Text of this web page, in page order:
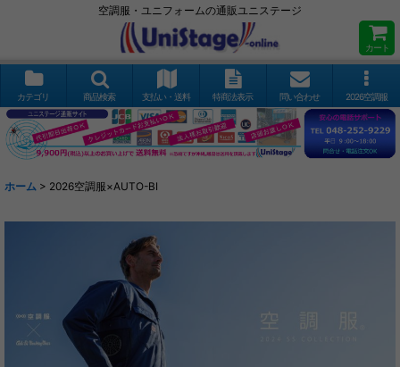
空調服・ユニフォームの通販ユニステージ
カート
カテゴリ 商品検索 支払い・送料 特商法表示 問い合わせ 2026空調服
ホーム > 2026空調服×AUTO-BI